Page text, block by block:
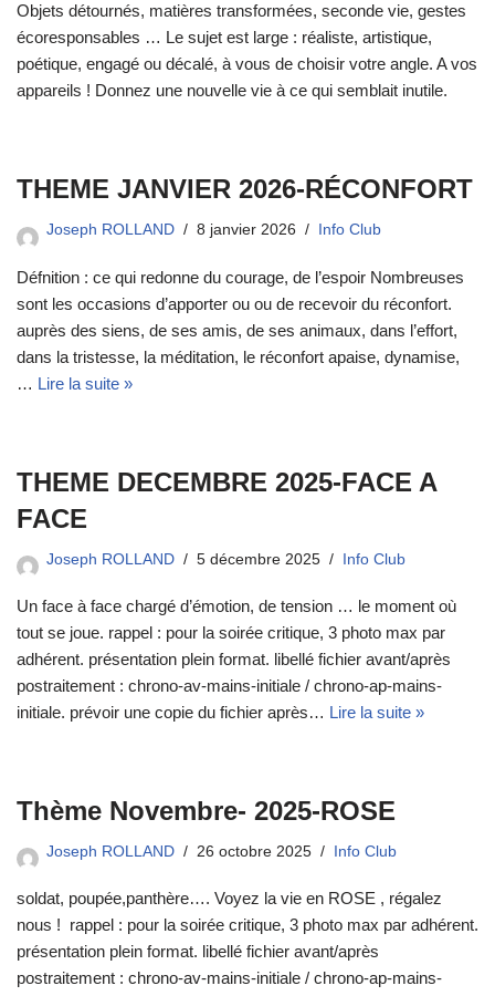
Objets détournés, matières transformées, seconde vie, gestes
écoresponsables … Le sujet est large : réaliste, artistique,
poétique, engagé ou décalé, à vous de choisir votre angle. A vos
appareils ! Donnez une nouvelle vie à ce qui semblait inutile.
THEME JANVIER 2026-RÉCONFORT
Joseph ROLLAND 8 janvier 2026 Info Club
Défnition : ce qui redonne du courage, de l’espoir Nombreuses
sont les occasions d’apporter ou ou de recevoir du réconfort.
auprès des siens, de ses amis, de ses animaux, dans l’effort,
dans la tristesse, la méditation, le réconfort apaise, dynamise,
… Lire la suite »
THEME DECEMBRE 2025-FACE A
FACE
Joseph ROLLAND 5 décembre 2025 Info Club
Un face à face chargé d’émotion, de tension … le moment où
tout se joue. rappel : pour la soirée critique, 3 photo max par
adhérent. présentation plein format. libellé fichier avant/après
postraitement : chrono-av-mains-initiale / chrono-ap-mains-
initiale. prévoir une copie du fichier après… Lire la suite »
Thème Novembre- 2025-ROSE
Joseph ROLLAND 26 octobre 2025 Info Club
soldat, poupée,panthère…. Voyez la vie en ROSE , régalez
nous ! rappel : pour la soirée critique, 3 photo max par adhérent.
présentation plein format. libellé fichier avant/après
postraitement : chrono-av-mains-initiale / chrono-ap-mains-